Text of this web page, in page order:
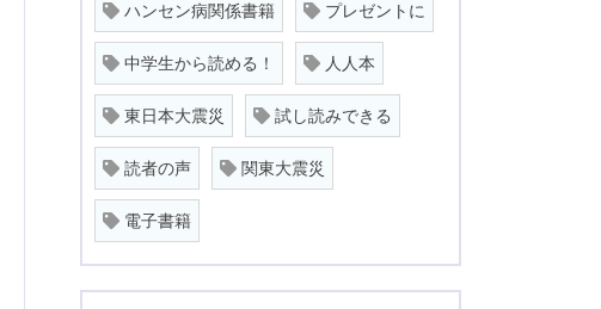
ハンセン病関係書籍 プレゼントに
中学生から読める！ 人人本
東日本大震災 試し読みできる
読者の声 関東大震災
電子書籍